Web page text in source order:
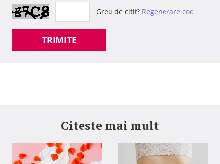
Greu de citit? Regenerare cod
TRIMITE
Citeste mai mult